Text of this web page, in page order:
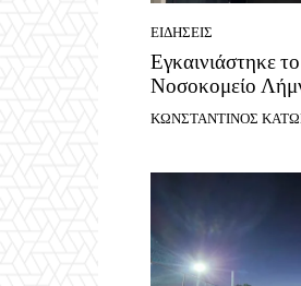
ΕΙΔΗΣΕΙΣ
Εγκαινιάστηκε
Νοσοκομείο
ΚΩΝΣΤΑΝΤΙΝΟΣ